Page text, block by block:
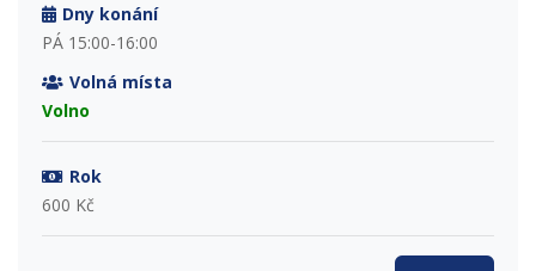
Dny konání
PÁ 15:00-16:00
Volná místa
Volno
Rok
600 Kč